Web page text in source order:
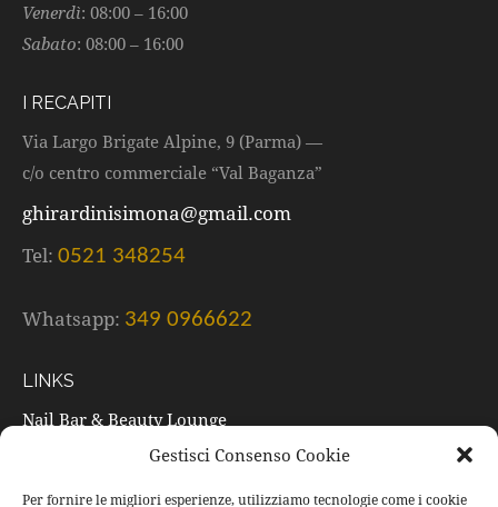
Gestisci Consenso Cookie
Per fornire le migliori esperienze, utilizziamo tecnologie come i cookie
Venerdì: 08:00 – 16:00
Sabato: 08:00 – 16:00
I RECAPITI
Via Largo Brigate Alpine, 9 (Parma) —
c/o centro commerciale “Val Baganza”
ghirardinisimona@gmail.com
Tel: 0521 348254
Whatsapp: 349 0966622
LINKS
Nail Bar & Beauty Lounge
Listino prezzi